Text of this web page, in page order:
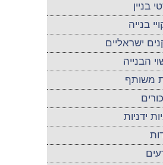
בניין
בנייה
ישראליים
הבנייה
משותף
ידניות